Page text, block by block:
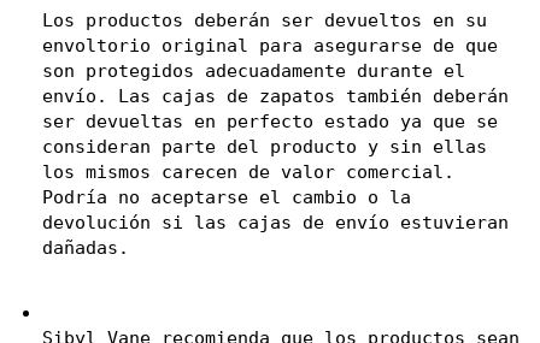
Los productos deberán ser devueltos en su
envoltorio original para asegurarse de que
son protegidos adecuadamente durante el
envío. Las cajas de zapatos también deberán
ser devueltas en perfecto estado ya que se
consideran parte del producto y sin ellas
los mismos carecen de valor comercial.
Podría no aceptarse el cambio o la
devolución si las cajas de envío estuvieran
dañadas.
Sibyl Vane recomienda que los productos sean